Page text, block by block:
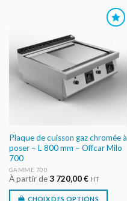
AU DEVIS
Plaque de cuisson gaz chromée à
poser – L 800 mm – Offcar Milo
700
GAMME 700
À partir de3 720,00€ HT
CHOIX DES OPTIONS